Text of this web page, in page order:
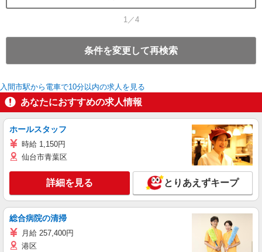
1／4
条件を変更して再検索
入間市駅から電車で10分以内の求人を見る
あなたにおすすめの求人情報
ホールスタッフ
時給 1,150円
仙台市青葉区
詳細を見る とりあえずキープ
総合病院の清掃
月給 257,400円
港区